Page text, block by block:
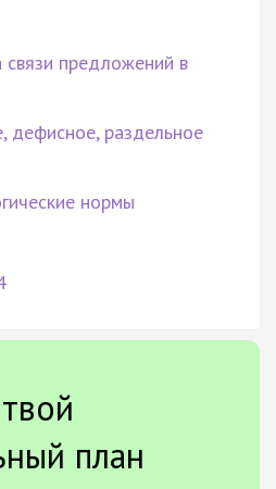
предложений в
дефисное, раздельное
нормы
план